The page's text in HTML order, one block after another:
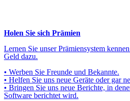
Holen Sie sich Prämien
Lernen Sie unser Prämiensystem
Geld dazu.
• Werben Sie Freunde und Bekannte.
• Helfen Sie uns neue Geräte oder gar
• Bringen Sie uns neue Berichte, in
Software berichtet wird.